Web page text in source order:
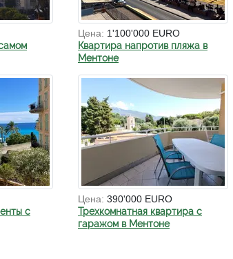
Цена: 1'100'000 EURO
Квартира напротив пляжа в
Ментоне
с
Цена: 390'000 EURO
Трехкомнатная квартира с
гаражом в Ментоне